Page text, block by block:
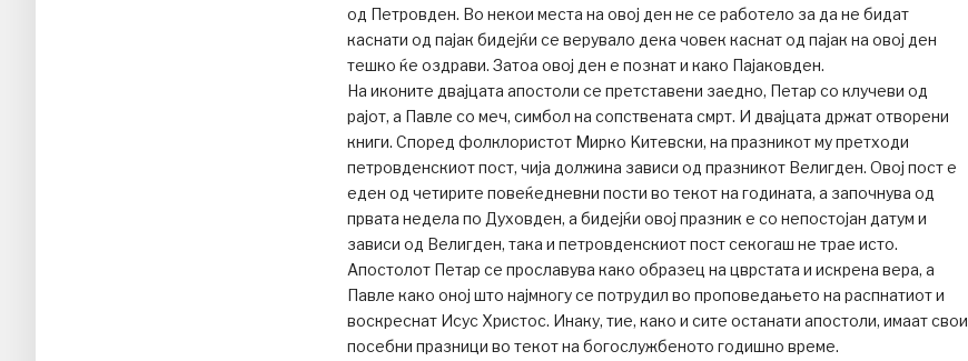
од Петровден. Во некои места на овој ден не се работело за да не бидат
каснати од пајак бидејќи се верувало дека човек каснат од пајак на овој ден
тешко ќе оздрави. Затоа овој ден е познат и како Пајаковден.
На иконите двајцата апостоли се претставени заедно, Петар со клучеви од
рајот, а Павле со меч, симбол на сопствената смрт. И двајцата држат отворени
книги. Според фолклористот Мирко Kитевски, на празникот му претходи
петровденскиот пост, чија должина зависи од празникот Велигден. Овој пост е
еден од четирите повеќедневни пости во текот на годината, а започнува од
првата недела по Духовден, а бидејќи овој празник е со непостојан датум и
зависи од Велигден, така и петровденскиот пост секогаш не трае исто.
Апостолот Петар се прославува како образец на цврстата и искрена вера, а
Павле како оној што најмногу се потрудил во проповедањето на распнатиот и
воскреснат Исус Христос. Инаку, тие, како и сите останати апостоли, имаат свои
посебни празници во текот на богослужбеното годишно време.